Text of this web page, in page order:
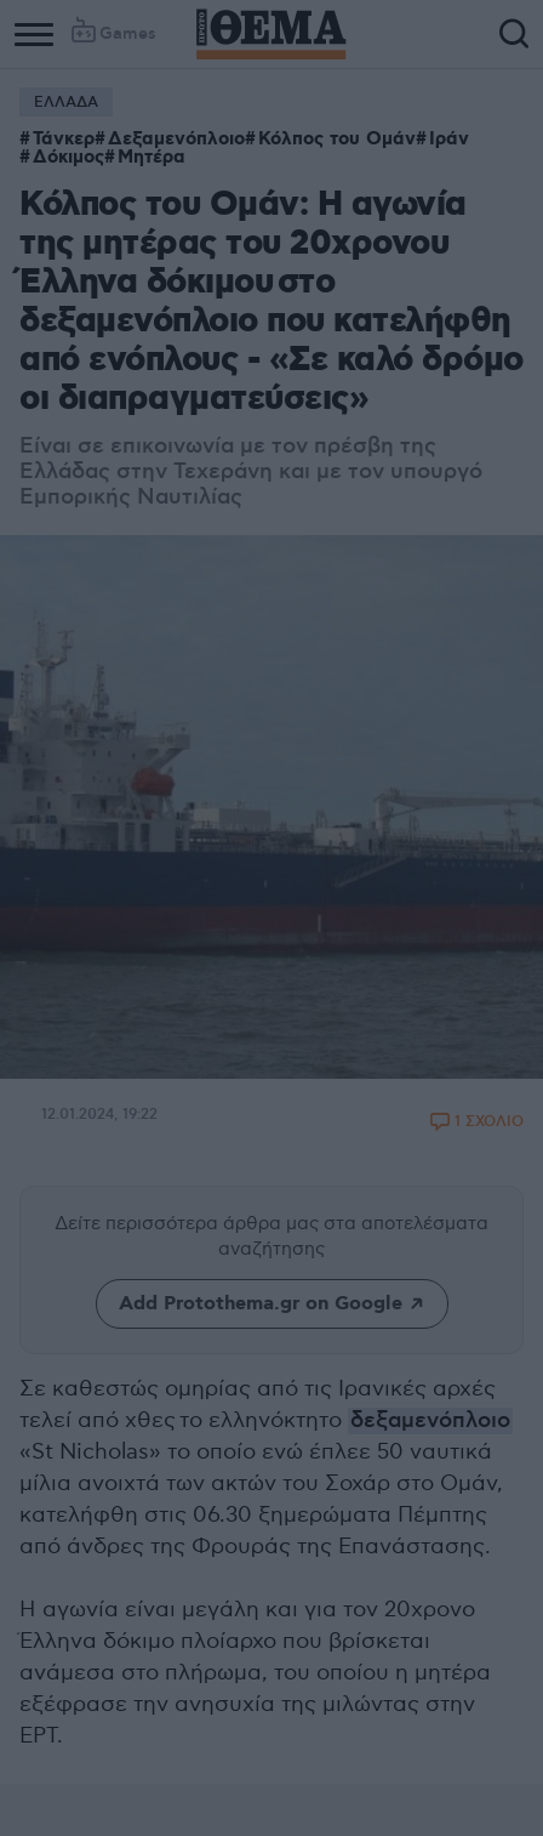
Games
ΕΛΛΑΔΑ
Τάνκερ Δεξαμενόπλοιο Κόλπος του Ομάν Ιράν
Δόκιμος Μητέρα
Κόλπος του Ομάν: Η αγωνία
της μητέρας του 20χρονου
Έλληνα δόκιμου στο
δεξαμενόπλοιο που κατελήφθη
από ενόπλους - «Σε καλό δρόμο
οι διαπραγματεύσεις»
Είναι σε επικοινωνία με τον πρέσβη της
Ελλάδας στην Τεχεράνη και με τον υπουργό
Εμπορικής Ναυτιλίας
12.01.2024, 19:22 1 ΣΧΟΛΙΟ
Δείτε περισσότερα άρθρα μας στα αποτελέσματα
αναζήτησης
Add Protothema.gr on Google
Σε καθεστώς ομηρίας από τις Ιρανικές αρχές
τελεί από χθες το ελληνόκτητο δεξαμενόπλοιο
«St Nicholas» το οποίο ενώ έπλεε 50 ναυτικά
μίλια ανοιχτά των ακτών του Σοχάρ στο Ομάν,
κατελήφθη στις 06.30 ξημερώματα Πέμπτης
από άνδρες της Φρουράς της Επανάστασης.
Η αγωνία είναι μεγάλη και για τον 20χρονο
Έλληνα δόκιμο πλοίαρχο που βρίσκεται
ανάμεσα στο πλήρωμα, του οποίου η μητέρα
εξέφρασε την ανησυχία της μιλώντας στην
ΕΡΤ.